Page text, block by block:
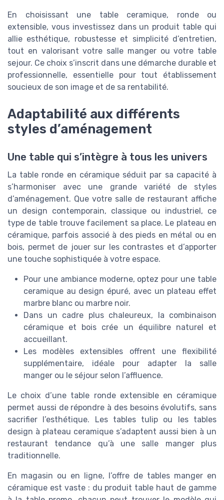
En choisissant une table ceramique, ronde ou
extensible, vous investissez dans un produit table qui
allie esthétique, robustesse et simplicité d’entretien,
tout en valorisant votre salle manger ou votre table
sejour. Ce choix s’inscrit dans une démarche durable et
professionnelle, essentielle pour tout établissement
soucieux de son image et de sa rentabilité.
Adaptabilité aux différents
styles d’aménagement
Une table qui s’intègre à tous les univers
La table ronde en céramique séduit par sa capacité à
s’harmoniser avec une grande variété de styles
d’aménagement. Que votre salle de restaurant affiche
un design contemporain, classique ou industriel, ce
type de table trouve facilement sa place. Le plateau en
céramique, parfois associé à des pieds en métal ou en
bois, permet de jouer sur les contrastes et d’apporter
une touche sophistiquée à votre espace.
Pour une ambiance moderne, optez pour une table
ceramique au design épuré, avec un plateau effet
marbre blanc ou marbre noir.
Dans un cadre plus chaleureux, la combinaison
céramique et bois crée un équilibre naturel et
accueillant.
Les modèles extensibles offrent une flexibilité
supplémentaire, idéale pour adapter la salle
manger ou le séjour selon l’affluence.
Le choix d’une table ronde extensible en céramique
permet aussi de répondre à des besoins évolutifs, sans
sacrifier l’esthétique. Les tables tulip ou les tables
design à plateau ceramique s’adaptent aussi bien à un
restaurant tendance qu’à une salle manger plus
traditionnelle.
En magasin ou en ligne, l’offre de tables manger en
céramique est vaste : du produit table haut de gamme